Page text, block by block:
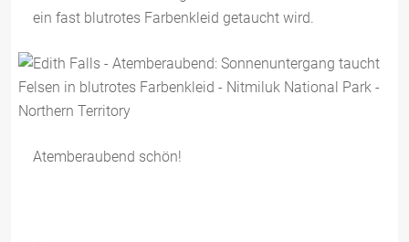
ein fast blutrotes Farbenkleid getaucht wird.
Atemberaubend schön!